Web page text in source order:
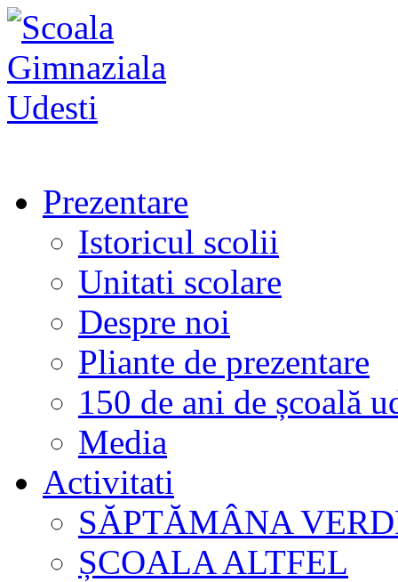
Prezentare
Istoricul scolii
Unitati scolare
Despre noi
Pliante de prezentare
150 de ani de școală
Media
Activitati
SĂPTĂMÂNA
ȘCOALA ALTFEL